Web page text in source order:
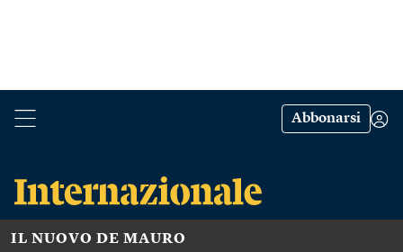
Abbonarsi
IL NUOVO DE MAURO